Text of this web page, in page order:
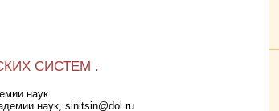
СИСТЕМ .
наук
наук, sinitsin@dol.ru